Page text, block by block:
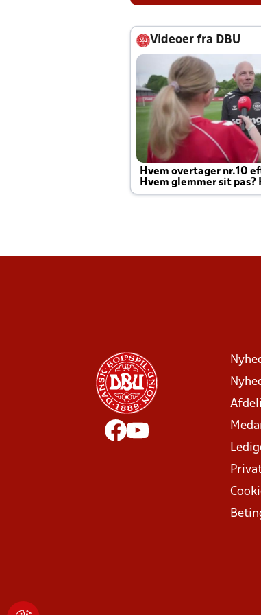
Videoer fra DBU
Hvem overtager nr.10
Hvem glemmer sit pas?
Joachim altid til efter